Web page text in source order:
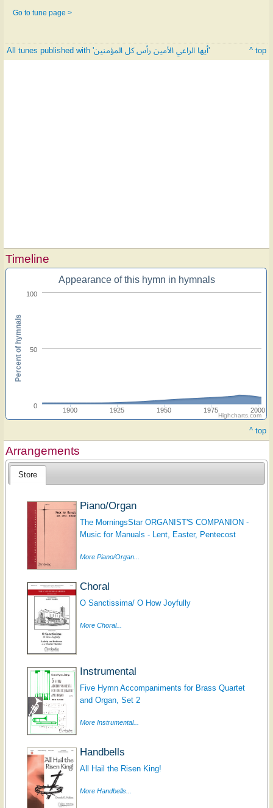
Go to tune page >
All tunes published with 'أيها الراعي الأمين رأس كل المؤمنين' ^ top
Timeline
Appearance of this hymn in hymnals
1900 1925 1950 1975 2000
0
50
100
Percent of hymnals
Highcharts.com
^ top
Arrangements
Store
Piano/Organ
The MorningsStar ORGANIST'S COMPANION -
Music for Manuals - Lent, Easter, Pentecost
More Piano/Organ...
Choral
O Sanctissima/ O How Joyfully
More Choral...
Instrumental
Five Hymn Accompaniments for Brass Quartet
and Organ, Set 2
More Instrumental...
Handbells
All Hail the Risen King!
More Handbells...